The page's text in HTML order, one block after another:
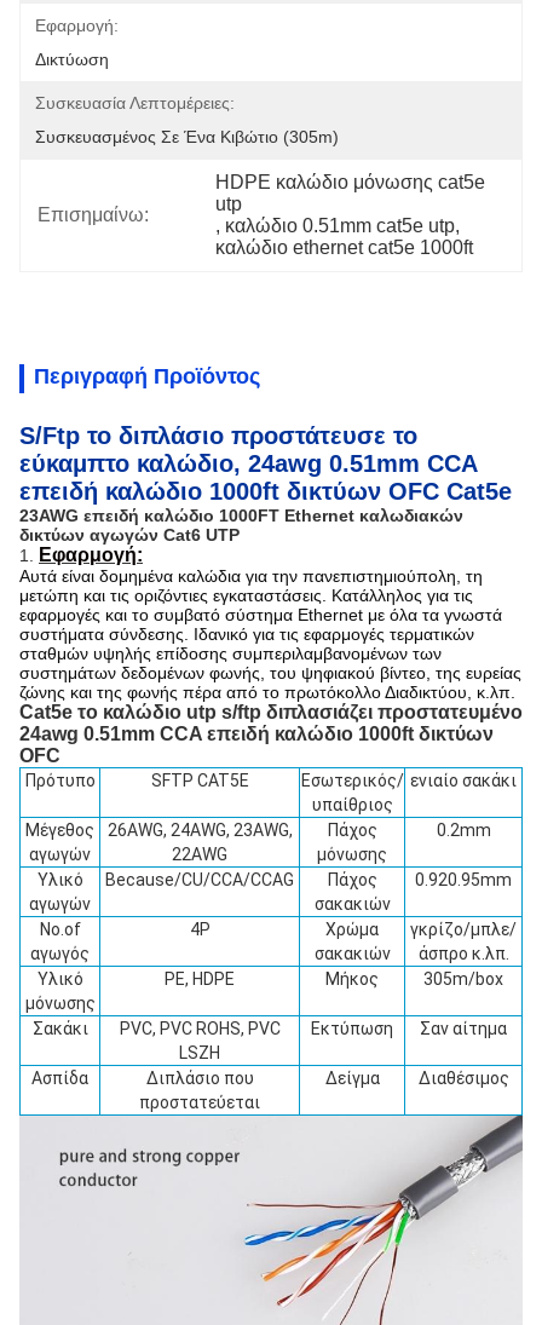
Εφαρμογή:
Δικτύωση
Συσκευασία Λεπτομέρειες:
Συσκευασμένος Σε Ένα Κιβώτιο (305m)
Επισημαίνω:
HDPE καλώδιο μόνωσης cat5e
utp
, καλώδιο 0.51mm cat5e utp,
καλώδιο ethernet cat5e 1000ft
Περιγραφή Προϊόντος
S/Ftp το διπλάσιο προστάτευσε το
εύκαμπτο καλώδιο, 24awg 0.51mm CCA
επειδή καλώδιο 1000ft δικτύων OFC Cat5e
23AWG επειδή καλώδιο 1000FT Ethernet καλωδιακών
δικτύων αγωγών Cat6 UTP
1.
Εφαρμογή:
Αυτά είναι δομημένα καλώδια για την πανεπιστημιούπολη, τη
μετώπη και τις οριζόντιες εγκαταστάσεις. Κατάλληλος για τις
εφαρμογές και το συμβατό σύστημα Ethernet με όλα τα γνωστά
συστήματα σύνδεσης. Ιδανικό για τις εφαρμογές τερματικών
σταθμών υψηλής επίδοσης συμπεριλαμβανομένων των
συστημάτων δεδομένων φωνής, του ψηφιακού βίντεο, της ευρείας
ζώνης και της φωνής πέρα από το πρωτόκολλο Διαδικτύου, κ.λπ.
Cat5e το καλώδιο utp s/ftp διπλασιάζει προστατευμένο
24awg 0.51mm CCA επειδή καλώδιο 1000ft δικτύων
OFC
Πρότυπο SFTP CAT5E
Εσωτερικός/
υπαίθριος
ενιαίο σακάκι
Μέγεθος
αγωγών
26AWG, 24AWG, 23AWG,
22AWG
Πάχος
μόνωσης
0.2mm
Υλικό
αγωγών
Because/CU/CCA/CCAG
Πάχος
σακακιών
0.920.95mm
No.of
αγωγός
4P
Χρώμα
σακακιών
γκρίζο/μπλε/
άσπρο κ.λπ.
Υλικό
μόνωσης
PE, HDPE Μήκος 305m/box
Σακάκι
PVC, PVC ROHS, PVC
LSZH
Εκτύπωση Σαν αίτημα
Ασπίδα
Διπλάσιο που
προστατεύεται
Δείγμα Διαθέσιμος